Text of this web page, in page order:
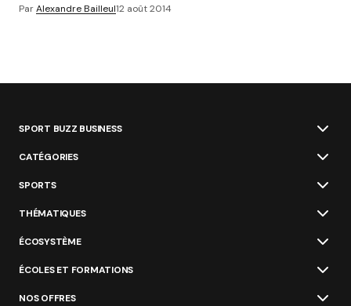
ParAlexandre Bailleul12 août 2014
SPORT BUZZ BUSINESS
CATÉGORIES
SPORTS
THÉMATIQUES
ÉCOSYSTÈME
ÉCOLES ET FORMATIONS
NOS OFFRES